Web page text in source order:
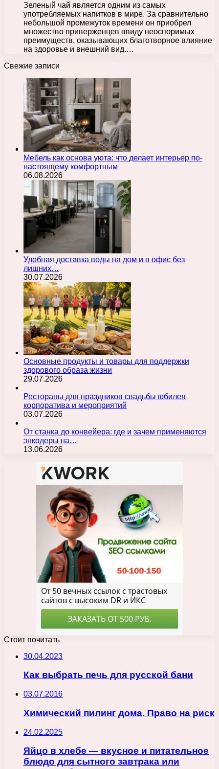
Зеленый чай является одним из самых
употребляемых напитков в мире. За сравнительно
небольшой промежуток времени он приобрел
множество приверженцев ввиду неоспоримых
преимуществ, оказывающих благотворное влияние
на здоровье и внешний вид.…
Свежие записи
Мебель как основа уюта: что делает интерьер по-
настоящему комфортным
06.08.2026
Удобная доставка воды на дом и в офис без
лишних…
30.07.2026
Основные продукты и товары для поддержки
здорового образа жизни
29.07.2026
Рестораны для праздников свадьбы юбилея
корпоратива и мероприятий
03.07.2026
От станка до конвейера: где и зачем применяются
энкодеры на…
13.06.2026
Стоит почитать
30.04.2023
Как выбрать печь для русской бани
03.07.2016
Химический пилинг дома. Право на риск
24.02.2025
Яйцо в хлебе — вкусное и питательное
блюдо для сытного завтрака или